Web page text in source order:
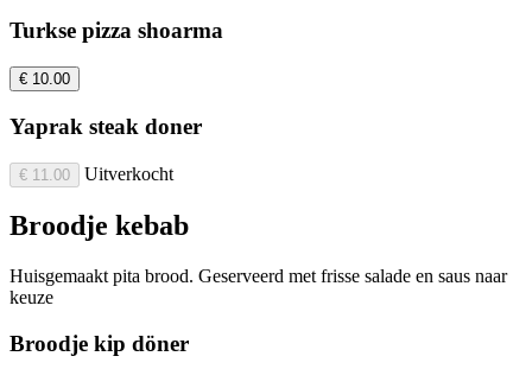
Turkse pizza shoarma
€ 10.00
Yaprak steak doner
€ 11.00 Uitverkocht
Broodje kebab
Huisgemaakt pita brood. Geserveerd met frisse salade en saus naar
keuze
Broodje kip döner